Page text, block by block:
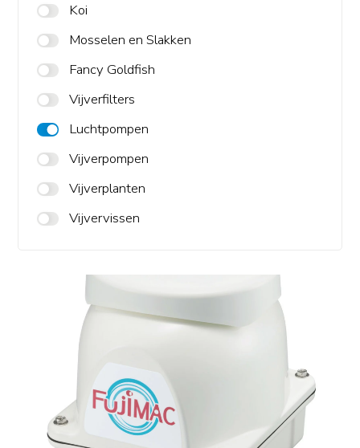
Koi
Mosselen en Slakken
Fancy Goldfish
Vijverfilters
Luchtpompen
Vijverpompen
Vijverplanten
Vijvervissen